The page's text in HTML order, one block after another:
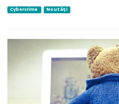
Cybercrime Noutăți